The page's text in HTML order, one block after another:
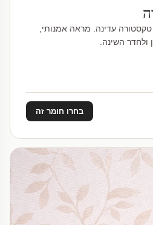
עדינה. מראה אמנותי,
ולחדר השינה.
בחרו חומר זה